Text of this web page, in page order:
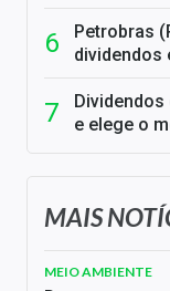
Petrobras
dividendos
e elege o
MAIS
MEIO AMBIENTE